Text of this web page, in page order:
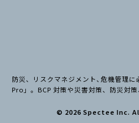
防災、リスクマネジメント､危機管理
Pro」。BCP 対策や災害対策、防災対策
© 2026 Spectee Inc.